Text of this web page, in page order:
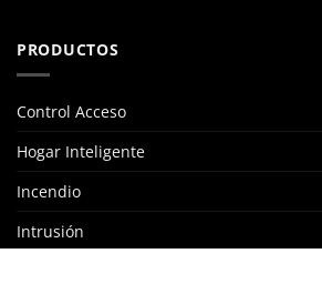
PRODUCTOS
Control Acceso
Hogar Inteligente
Incendio
Intrusión